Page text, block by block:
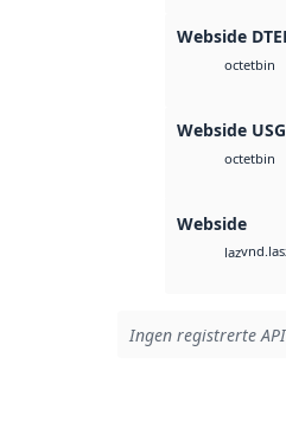
Webside
octetbin
Webside
octetbin
Webside
laz
Ingen registrerte